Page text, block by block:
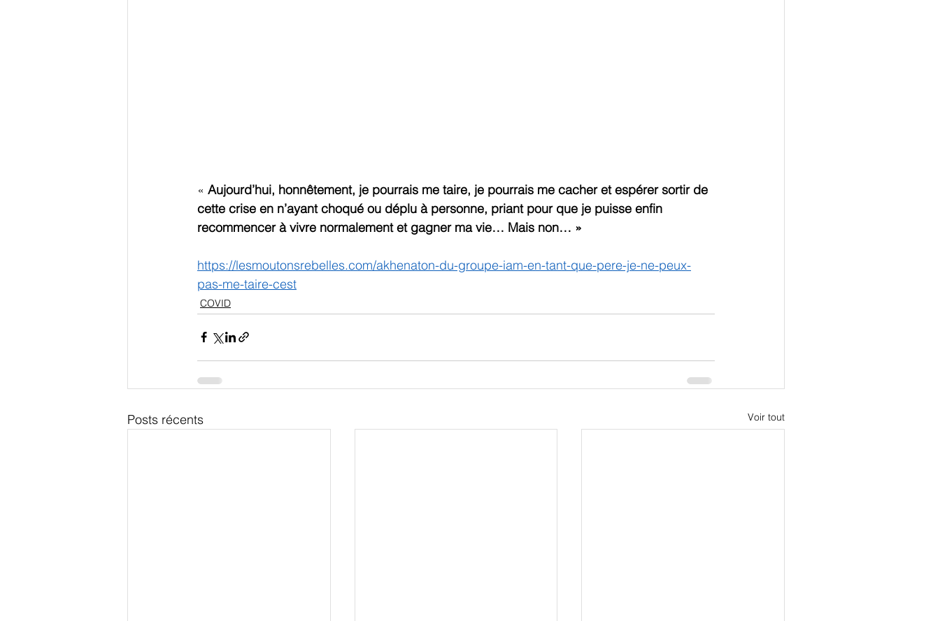
« Aujourd’hui, honnêtement, je pourrais me taire, je pourrais me cacher et espérer sortir de
cette crise en n’ayant choqué ou déplu à personne, priant pour que je puisse enfin
recommencer à vivre normalement et gagner ma vie… Mais non… »
https://lesmoutonsrebelles.com/akhenaton-du-groupe-iam-en-tant-que-pere-je-ne-peux-
pas-me-taire-cest
COVID
Posts récents Voir tout